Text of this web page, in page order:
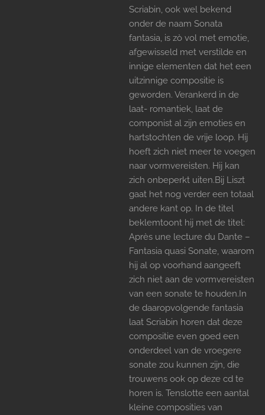
Scriabin, ook wel bekend
onder de naam Sonata
fantasia, is zò vol met emotie,
afgewisseld met verstilde en
innige elementen dat het een
uitzinnige compositie is
geworden. Verankerd in de
laat- romantiek, laat de
componist al zijn emoties en
hartstochten de vrije loop. Hij
hoeft zich niet meer te voegen
naar vormvereisten. Hij kan
zich onbeperkt uiten.Bij Liszt
gaat het nog verder een totaal
andere kant op. In de titel
beklemtoont hij met de titel:
Après une lecture du Dante –
Fantasia quasi Sonate, waarom
hij al op voorhand aangeeft
zich niet aan de vormvereisten
van een sonate te houden.In
de daaropvolgende fantasia
laat Scriabin horen dat deze
compositie even goed een
onderdeel van de vroegere
sonate zou kunnen zijn, die
trouwens ook op deze cd te
horen is. Tenslotte een aantal
kleine composities van